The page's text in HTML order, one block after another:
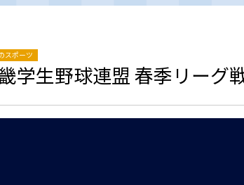
スポーツ
学生野球連盟 春季リーグ